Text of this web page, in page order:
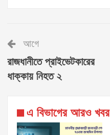
আগে
রাজধানীতে প্রাইভেটকারের
ধাক্কায় নিহত ২
এ বিভাগের আরও খবর